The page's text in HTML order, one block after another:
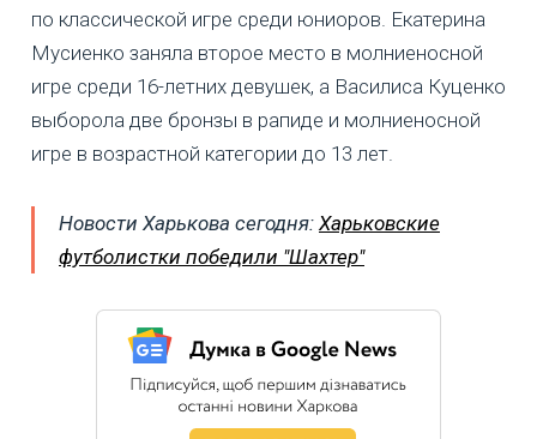
по классической игре среди юниоров. Екатерина
Мусиенко заняла второе место в молниеносной
игре среди 16-летних девушек, а Василиса Куценко
выборола две бронзы в рапиде и молниеносной
игре в возрастной категории до 13 лет.
Новости Харькова сегодня: Харьковские
футболистки победили "Шахтер"